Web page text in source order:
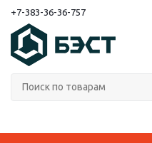
+7-383-36-36-757